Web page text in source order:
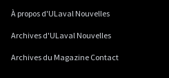
À propos d'ULaval Nouvelles
Archives d'ULaval Nouvelles
Archives du Magazine Contact